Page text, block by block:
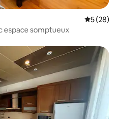
5 (28)
espace somptueux